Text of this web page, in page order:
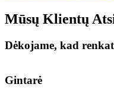
Mūsų Klientų
Dėkojame, kad
Gintarė